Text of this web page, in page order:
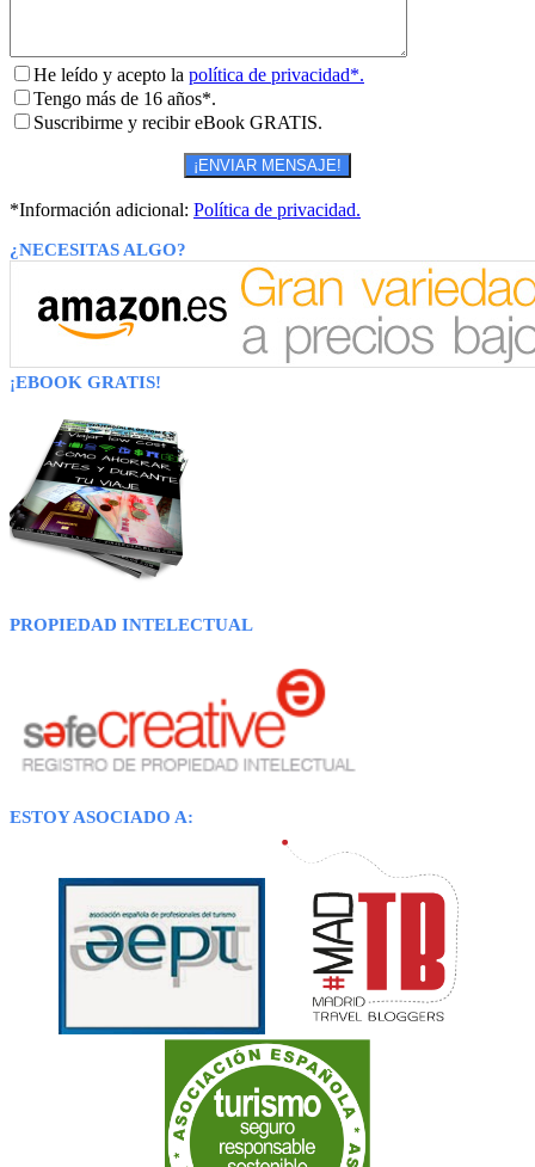
He leído y acepto la política de privacidad*.
Tengo más de 16 años*.
Suscribirme y recibir eBook GRATIS.
*Información adicional: Política de privacidad.
¿NECESITAS ALGO?
¡EBOOK GRATIS!
PROPIEDAD INTELECTUAL
ESTOY ASOCIADO A: